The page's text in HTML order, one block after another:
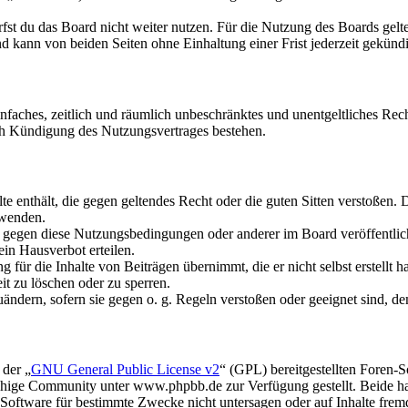
du das Board nicht weiter nutzen. Für die Nutzung des Boards
kann von beiden Seiten ohne Einhaltung einer Frist jederzeit
zeitlich und räumlich unbeschränktes und unentgeltliches
des Nutzungsvertrages bestehen.
enthält, die gegen geltendes Recht oder die guten Sitten verstoßen.
diese Nutzungsbedingungen oder anderer im Board
Hausverbot erteilen.
für die Inhalte von Beiträgen übernimmt, die er nicht selbst erstellt
zu löschen oder zu sperren.
sofern sie gegen o. g. Regeln verstoßen oder geeignet sind,
„GNU General Public License v2“ (GPL) bereitgestellten
Community unter www.phpbb.de zur Verfügung gestellt. Beide
für bestimmte Zwecke nicht untersagen oder auf Inhalte